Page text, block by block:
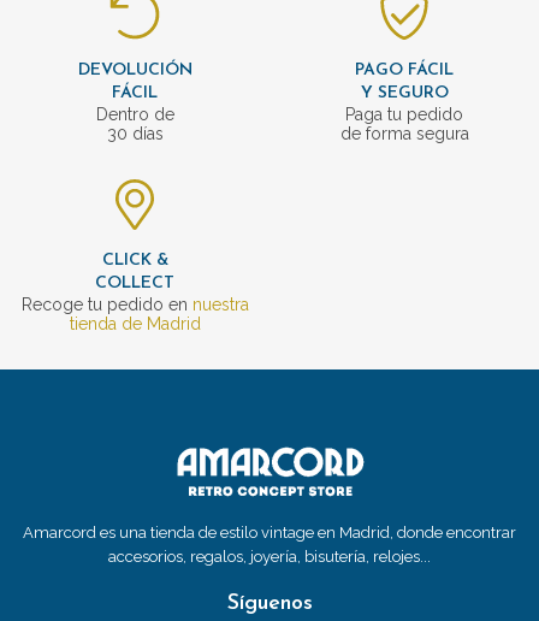
DEVOLUCIÓN
FÁCIL
Dentro de
30 días
PAGO FÁCIL
Y SEGURO
Paga tu pedido
de forma segura
CLICK &
COLLECT
Recoge tu pedido en nuestra
tienda de Madrid
Amarcord es una tienda de estilo vintage en Madrid, donde encontrar
accesorios, regalos, joyería, bisutería, relojes...
Síguenos